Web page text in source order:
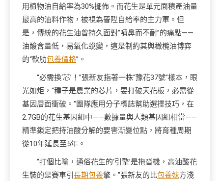
用植物油自給率為30%擺佈。而花生是單元面積產油量
最高的油料作物，被視為晉陞自給率的主力軍。但
是，傳統的花生油曾持久面對“噴鼻而不耐”的痛點——
油酸含量低，易氧化蛻變，這是制約其與橄欖油博弈
的“軟肋包養價格”。
“必需換‘芯’！”張新友指著一株“豫花37號”樣本，眼
光如炬，“種子是農業的芯片，要打破天花板，必需從
基因層面衝破。”團隊應用分子標誌幫助選擇技巧，在
2.7GB的花生基因組中——數據量與人類基因組相當——
精準鎖定把持油酸分解的要害漸變位點，將育種周期
從10年延長至5年。
“打個比喻，通俗花生的‘引擎’是拖沓機，高油酸花
生裝的是賽車引 長期包養擎。”張新友的比包養妹方淺